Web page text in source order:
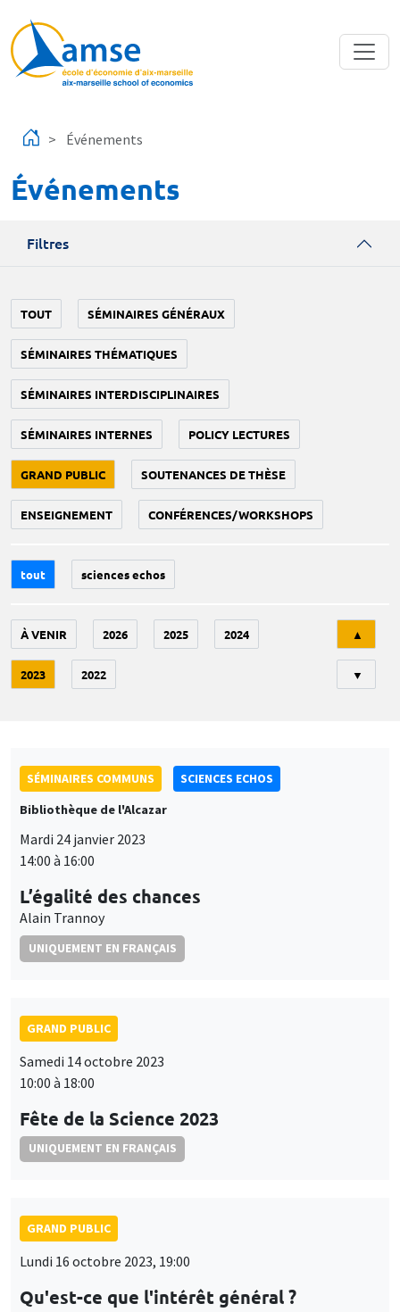
Événements
Événements
Filtres
TOUT SÉMINAIRES GÉNÉRAUX
SÉMINAIRES THÉMATIQUES
SÉMINAIRES INTERDISCIPLINAIRES
SÉMINAIRES INTERNES POLICY LECTURES
GRAND PUBLIC SOUTENANCES DE THÈSE
ENSEIGNEMENT CONFÉRENCES/WORKSHOPS
tout sciences echos
À VENIR 2026 2025 2024
2023 2022
▲
▼
SÉMINAIRES COMMUNS
SCIENCES ECHOS
Bibliothèque de l'Alcazar
Mardi 24 janvier 2023
14:00 à 16:00
L’égalité des chances
Alain Trannoy
UNIQUEMENT EN FRANÇAIS
GRAND PUBLIC
Samedi 14 octobre 2023
10:00 à 18:00
Fête de la Science 2023
UNIQUEMENT EN FRANÇAIS
GRAND PUBLIC
Lundi 16 octobre 2023, 19:00
Qu'est-ce que l'intérêt général ?